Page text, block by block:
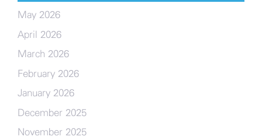
May 2026
April 2026
March 2026
February 2026
January 2026
December 2025
November 2025